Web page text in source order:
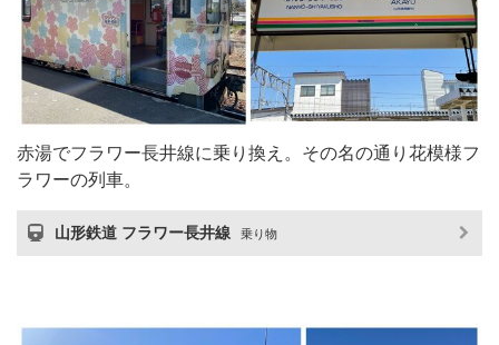
赤湯でフラワー長井線に乗り換え。その名の通り花模様フ
ラワーの列車。
山形鉄道 フラワー長井線 乗り物